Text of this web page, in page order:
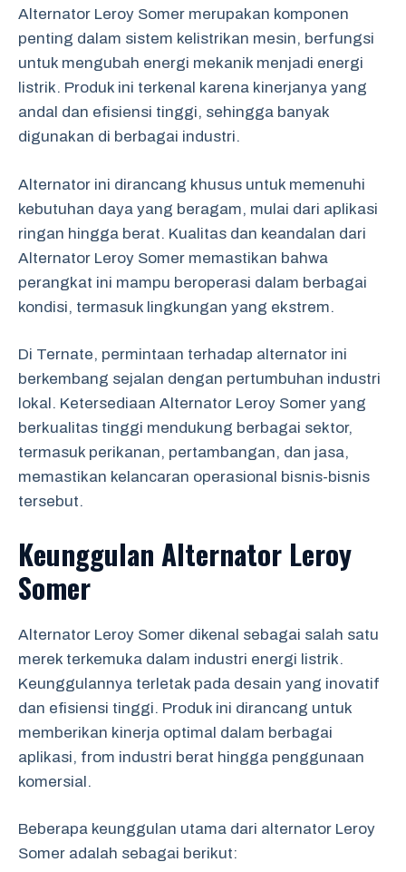
Alternator Leroy Somer merupakan komponen
penting dalam sistem kelistrikan mesin, berfungsi
untuk mengubah energi mekanik menjadi energi
listrik. Produk ini terkenal karena kinerjanya yang
andal dan efisiensi tinggi, sehingga banyak
digunakan di berbagai industri.
Alternator ini dirancang khusus untuk memenuhi
kebutuhan daya yang beragam, mulai dari aplikasi
ringan hingga berat. Kualitas dan keandalan dari
Alternator Leroy Somer memastikan bahwa
perangkat ini mampu beroperasi dalam berbagai
kondisi, termasuk lingkungan yang ekstrem.
Di Ternate, permintaan terhadap alternator ini
berkembang sejalan dengan pertumbuhan industri
lokal. Ketersediaan Alternator Leroy Somer yang
berkualitas tinggi mendukung berbagai sektor,
termasuk perikanan, pertambangan, dan jasa,
memastikan kelancaran operasional bisnis-bisnis
tersebut.
Keunggulan Alternator Leroy
Somer
Alternator Leroy Somer dikenal sebagai salah satu
merek terkemuka dalam industri energi listrik.
Keunggulannya terletak pada desain yang inovatif
dan efisiensi tinggi. Produk ini dirancang untuk
memberikan kinerja optimal dalam berbagai
aplikasi, from industri berat hingga penggunaan
komersial.
Beberapa keunggulan utama dari alternator Leroy
Somer adalah sebagai berikut: